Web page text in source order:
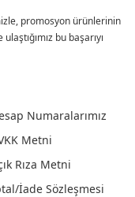
promosyon ürünlerinin
bu başarıyı
Numaralarımız
Metni
Rıza Metni
İade Sözleşmesi